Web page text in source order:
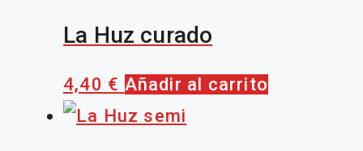
La Huz curado
4,40 € Añadir al carrito